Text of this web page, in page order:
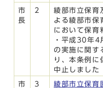
市
長
2
綾部市立保育
よる綾部市保
において保育
・平成30年4
の実施に関す
り、本条例に
中止しました
市
3
綾部市立保育